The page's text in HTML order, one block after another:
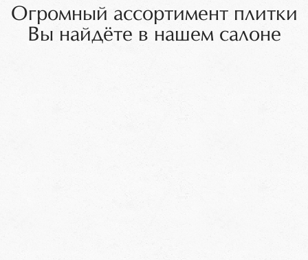
Огромный ассортимент плитки
Вы найдёте в нашем салоне